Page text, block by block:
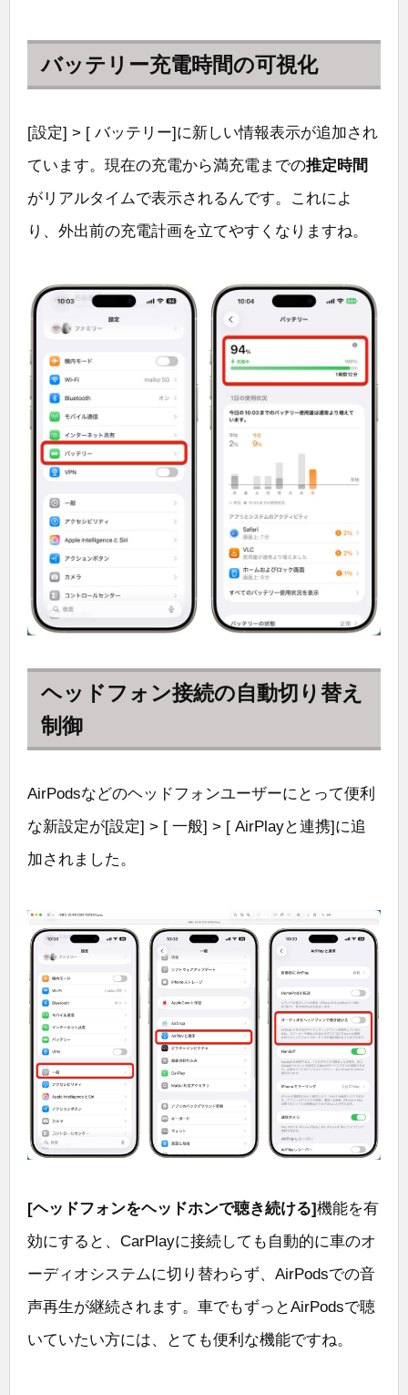
バッテリー充電時間の可視化
[設定] > [ バッテリー]に新しい情報表示が追加され
ています。現在の充電から満充電までの推定時間
がリアルタイムで表示されるんです。これによ
り、外出前の充電計画を立てやすくなりますね。
ヘッドフォン接続の自動切り替え
制御
AirPodsなどのヘッドフォンユーザーにとって便利
な新設定が[設定] > [ 一般] > [ AirPlayと連携]に追
加されました。
[ヘッドフォンをヘッドホンで聴き続ける]機能を有
効にすると、CarPlayに接続しても自動的に車のオ
ーディオシステムに切り替わらず、AirPodsでの音
声再生が継続されます。車でもずっとAirPodsで聴
いていたい方には、とても便利な機能ですね。